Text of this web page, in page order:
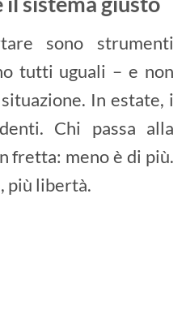
sono strumenti
tutti uguali – e non
In estate, i
Chi passa alla
fretta: meno è di più.
più libertà.